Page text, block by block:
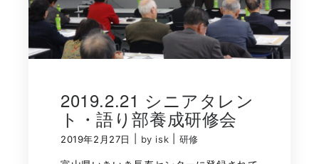
2019.2.21 シニアタレン
ト・語り部養成研修会
2019年2月27日 by isk 研修